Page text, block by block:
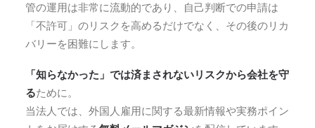
管の運用は非常に流動的であり、自己判断での申請は
「不許可」のリスクを高めるだけでなく、その後のリカ
バリーを困難にします。
「知らなかった」では済まされないリスクから会社を守
るために。
当法人では、外国人雇用に関する最新情報や実務ポイン